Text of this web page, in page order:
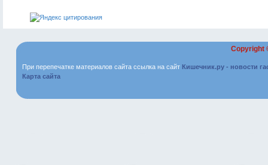
Copyright
При перепечатке материалов сайта ссылка на сайт Кишечник.ру - новости
Карта сайта